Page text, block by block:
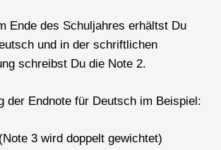
Ende des Schuljahres erhältst Du
und in der schriftlichen
schreibst Du die Note 2.
der Endnote für Deutsch im Beispiel:
3 wird doppelt gewichtet)